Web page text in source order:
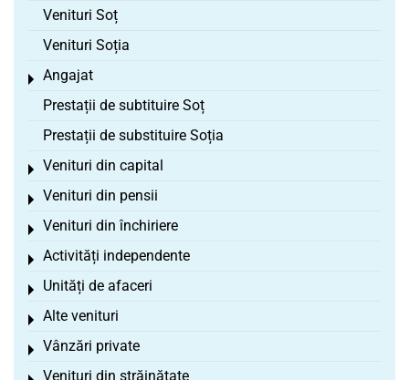
Venituri Soț
Venituri Soția
Angajat
Toggle menu
Prestații de subtituire Soț
Prestații de substituire Soția
Venituri din capital
Toggle menu
Venituri din pensii
Toggle menu
Venituri din închiriere
Toggle menu
Activități independente
Toggle menu
Unități de afaceri
Toggle menu
Alte venituri
Toggle menu
Vânzări private
Toggle menu
Venituri din străinătate